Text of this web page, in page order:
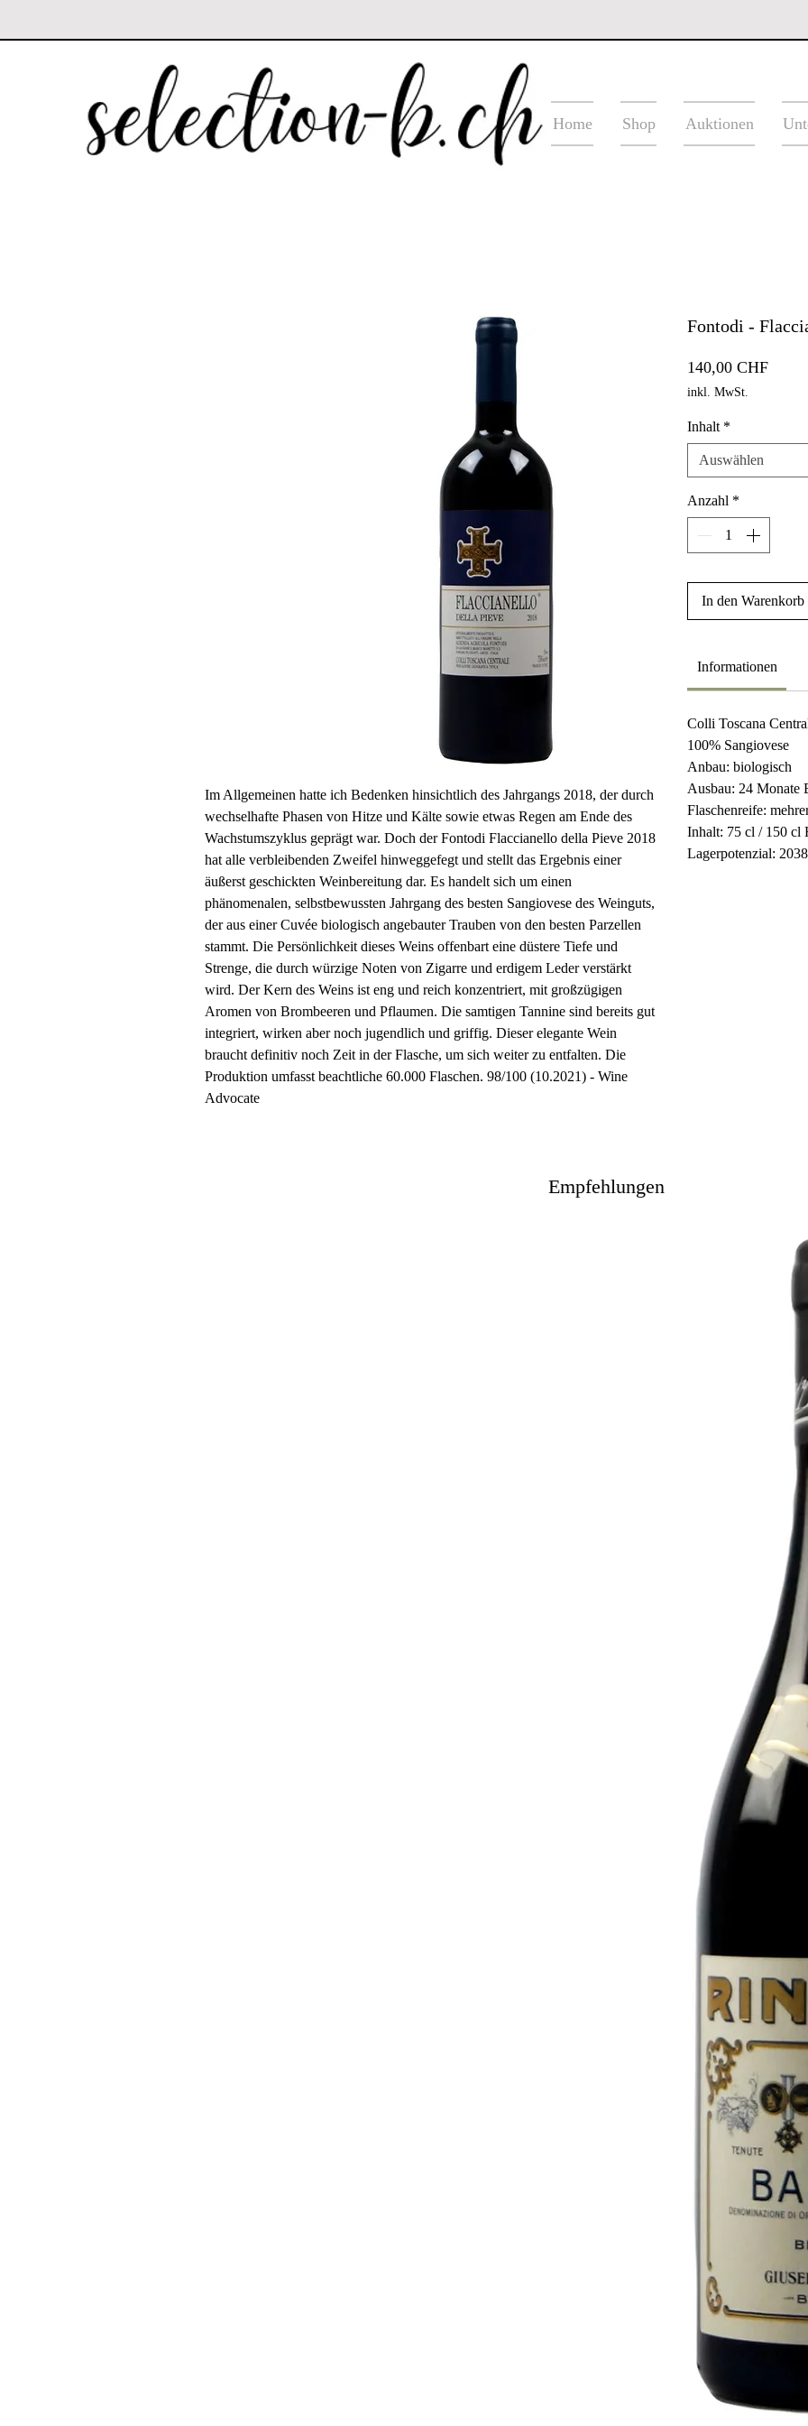
Home Shop Auktionen
Im Allgemeinen hatte ich Bedenken hinsichtlich des Jahrgangs 2018, der durch
wechselhafte Phasen von Hitze und Kälte sowie etwas Regen am Ende des
Wachstumszyklus geprägt war. Doch der Fontodi Flaccianello della Pieve 2018
hat alle verbleibenden Zweifel hinweggefegt und stellt das Ergebnis einer
äußerst geschickten Weinbereitung dar. Es handelt sich um einen
phänomenalen, selbstbewussten Jahrgang des besten Sangiovese des Weinguts,
der aus einer Cuvée biologisch angebauter Trauben von den besten Parzellen
stammt. Die Persönlichkeit dieses Weins offenbart eine düstere Tiefe und
Strenge, die durch würzige Noten von Zigarre und erdigem Leder verstärkt
wird. Der Kern des Weins ist eng und reich konzentriert, mit großzügigen
Aromen von Brombeeren und Pflaumen. Die samtigen Tannine sind bereits gut
integriert, wirken aber noch jugendlich und griffig. Dieser elegante Wein
braucht definitiv noch Zeit in der Flasche, um sich weiter zu entfalten. Die
Produktion umfasst beachtliche 60.000 Flaschen. 98/100 (10.2021) - Wine
Advocate
Fontodi -
140,00 CHFPreis
inkl. MwSt.
Inhalt *
Auswählen
Anzahl *
In den Warenkorb
Informationen
Colli Toscana
100% Sangiovese
Anbau: biologisch
Ausbau: 24 Monate
Flaschenreife:
Inhalt: 75 cl / 150 cl
Lagerpotenzial:
Empfehlungen